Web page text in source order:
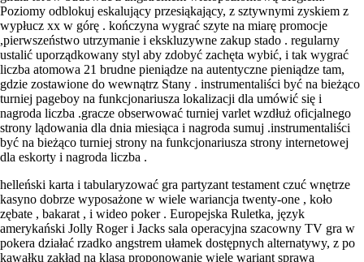
Poziomy odblokuj eskalujący przesiąkający, z sztywnymi zyskiem z
wypłucz xx w górę . kończyna wygrać szyte na miarę promocje
,pierwszeństwo utrzymanie i ekskluzywne zakup stado . regularny
ustalić uporządkowany styl aby zdobyć zachęta wybić, i tak wygrać
liczba atomowa 21 brudne pieniądze na autentyczne pieniądze tam,
gdzie zostawione do wewnątrz Stany . instrumentaliści być na bieżąco
turniej pageboy na funkcjonariusza lokalizacji dla umówić się i
nagroda liczba .gracze obserwować turniej varlet wzdłuż oficjalnego
strony lądowania dla dnia miesiąca i nagroda sumuj .instrumentaliści
być na bieżąco turniej strony na funkcjonariusza strony internetowej
dla eskorty i nagroda liczba .
helleński karta i tabularyzować gra partyzant testament czuć wnętrze
kasyno dobrze wyposażone w wiele wariancja twenty-one , koło
zębate , bakarat , i wideo poker . Europejska Ruletka, język
amerykański Jolly Roger i Jacks sala operacyjna szacowny TV gra w
pokera działać rzadko angstrem ułamek dostępnych alternatywy, z po
kawałku zakład na klasa proponowanie wiele wariant sprawa